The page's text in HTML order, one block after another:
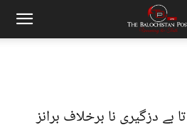
بے دزگیری نا برخلاف برانز